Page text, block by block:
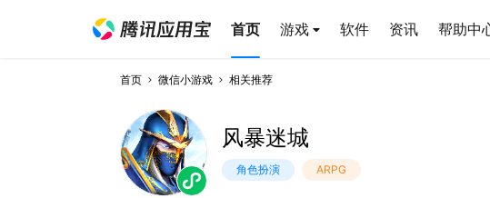
首页 游戏 软件 资讯 帮助中
首页 微信小游戏 相关推荐
风暴迷城
角色扮演 ARPG